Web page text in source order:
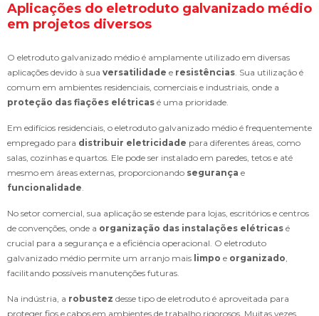
Aplicações do eletroduto galvanizado médio
em projetos diversos
O eletroduto galvanizado médio é amplamente utilizado em diversas
aplicações devido à sua versatilidade e resistências. Sua utilização é
comum em ambientes residenciais, comerciais e industriais, onde a
proteção das fiações elétricas é uma prioridade.
Em edifícios residenciais, o eletroduto galvanizado médio é frequentemente
empregado para distribuir eletricidade para diferentes áreas, como
salas, cozinhas e quartos. Ele pode ser instalado em paredes, tetos e até
mesmo em áreas externas, proporcionando segurança e
funcionalidade.
No setor comercial, sua aplicação se estende para lojas, escritórios e centros
de convenções, onde a organização das instalações elétricas é
crucial para a segurança e a eficiência operacional. O eletroduto
galvanizado médio permite um arranjo mais limpo e organizado,
facilitando possíveis manutenções futuras.
Na indústria, a robustez desse tipo de eletroduto é aproveitada para
proteger fios e cabos em ambientes de trabalho rigorosos. Muitas vezes,